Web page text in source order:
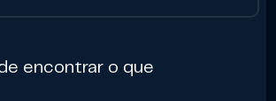
encontrar o que